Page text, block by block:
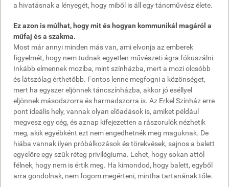
a hivatásnak a lényegét, hogy miből is áll egy táncművész élete.
Ez azon is múlhat, hogy mit és hogyan kommunikál magáról a
műfaj és a szakma.
Most már annyi minden más van, ami elvonja az emberek
figyelmét, hogy nem tudnak egyetlen művészeti ágra fókuszálni.
Inkább elmennek moziba, mint színházba, mert a mozi olcsóbb
és látszólag érthetőbb. Fontos lenne megfogni a közönséget,
mert ha egyszer eljönnek táncszínházba, akkor jó eséllyel
eljönnek másodszorra és harmadszorra is. Az Erkel Színház erre
pont ideális hely, vannak olyan előadások is, amiket például
megvesz egy cég, és aznap kifejezetten a rászorulók nézhetik
meg, akik egyébként ezt nem engedhetnék meg maguknak. De
hiába vannak ilyen próbálkozások és törekvések, sajnos a balett
egyelőre egy szűk réteg privilégiuma. Lehet, hogy sokan attól
félnek, hogy nem is értik meg. Ha kimondod, hogy balett, egyből
arra gondolnak, nem fogom megérteni, mintha tartanának tőle.